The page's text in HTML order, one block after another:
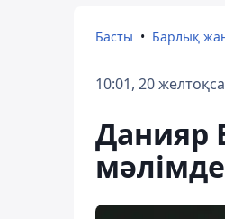
Басты Барлық
10:01, 20
Данияр